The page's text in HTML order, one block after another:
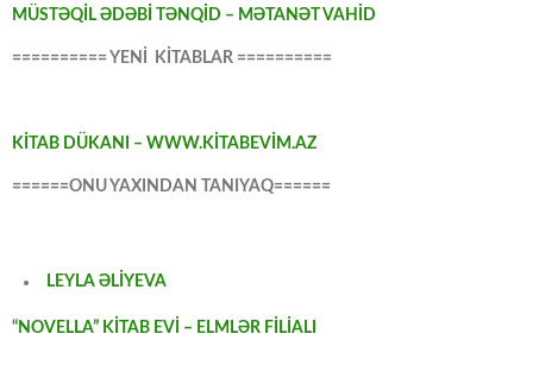
MÜSTƏQİL ƏDƏBİ TƏNQİD – MƏTANƏT VAHİD
========== YENİ KİTABLAR ==========
KİTAB DÜKANI – WWW.KİTABEVİM.AZ
======ONU YAXINDAN TANIYAQ======
LEYLA ƏLİYEVA
“NOVELLA” KİTAB EVİ – ELMLƏR FİLİALI